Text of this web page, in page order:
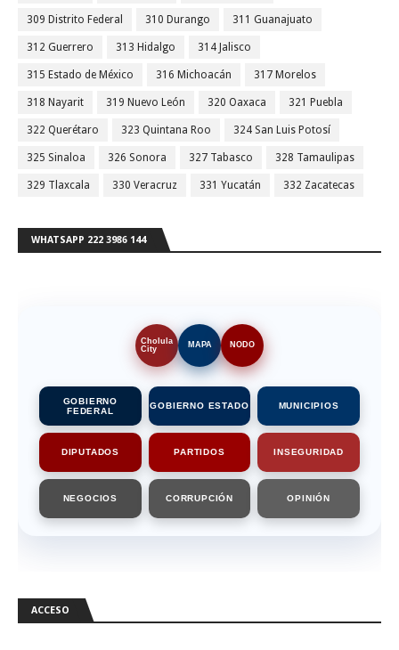
309 Distrito Federal 310 Durango 311 Guanajuato
312 Guerrero 313 Hidalgo 314 Jalisco
315 Estado de México 316 Michoacán 317 Morelos
318 Nayarit 319 Nuevo León 320 Oaxaca 321 Puebla
322 Querétaro 323 Quintana Roo 324 San Luis Potosí
325 Sinaloa 326 Sonora 327 Tabasco 328 Tamaulipas
329 Tlaxcala 330 Veracruz 331 Yucatán 332 Zacatecas
WHATSAPP 222 3986 144
Cholula
City
MAPA NODO
GOBIERNO
FEDERAL
GOBIERNO ESTADO MUNICIPIOS
DIPUTADOS PARTIDOS INSEGURIDAD
NEGOCIOS CORRUPCIÓN OPINIÓN
ACCESO